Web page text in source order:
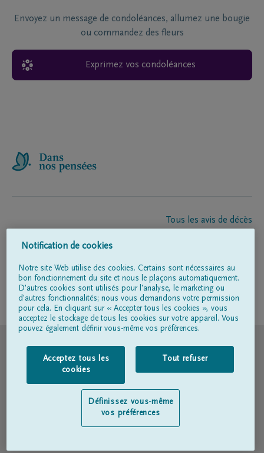
Envoyez un message de condoléances, allumez une bougie
ou commandez des fleurs
Exprimez vos condoléances
Tous les avis de décès
Entrepreneur de pompes funèbres
Suivez-nous sur
Conditions d'utilisation
Déclaration relative à la vie privée
Déclaration d’accessibilité
Notification de cookies
Notre site Web utilise des cookies. Certains sont nécessaires au
bon fonctionnement du site et nous le plaçons automatiquement.
D'autres cookies sont utilisés pour l'analyse, le marketing ou
d'autres fonctionnalités; nous vous demandons votre permission
pour cela. En cliquant sur « Accepter tous les cookies », vous
acceptez le stockage de tous les cookies sur votre appareil. Vous
pouvez également définir vous-même vos préférences.
Acceptez tous les
cookies
Tout refuser
Définissez vous-même
vos préférences